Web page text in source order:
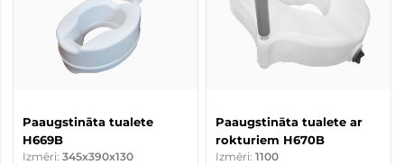
Paaugstināta tualete
H669B
Izmēri: 345x390x130
Paaugstināta tualete ar
rokturiem H670B
Izmēri: 1100